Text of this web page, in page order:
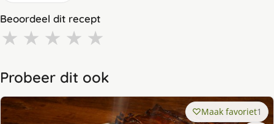
Beoordeel dit recept
★ ★ ★ ★ ★
Probeer dit ook
Maak favoriet1